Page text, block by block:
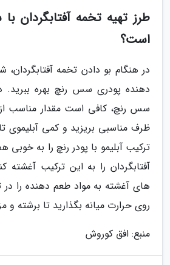
طرز تهیه تخمه آفتابگردان
است؟
در هنگام بو دادن تخمه آفتابگردان،
دهنده پودری سس رنچ بهره ببرید.
سس رنچ، کافی است مقدار مناسب
ظرف مناسبی بریزید و کمی آبلیموی
ترکیب آبلیمو با پودر رنچ را به
آفتابگردان را به این ترکیب آغشته
های آغشته به مواد طعم دهنده را در
روی حرارت میانه بگذارید تا برشته و
منبع: افق کوروش